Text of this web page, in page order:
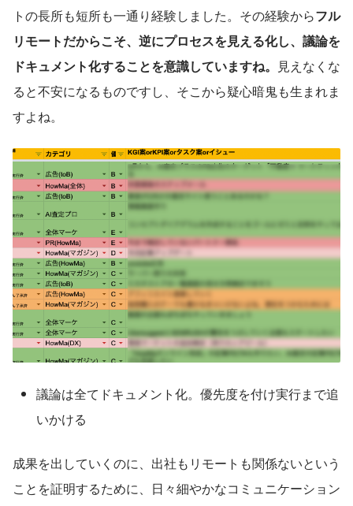
トの長所も短所も一通り経験しました。その経験からフル
リモートだからこそ、逆にプロセスを見える化し、議論を
ドキュメント化することを意識していますね。 見えなくな
ると不安になるものですし、そこから疑心暗鬼も生まれま
すよね。
議論は全てドキュメント化。優先度を付け実行まで追
いかける
成果を出していくのに、出社もリモートも関係ないという
ことを証明するために、日々細やかなコミュニケーション